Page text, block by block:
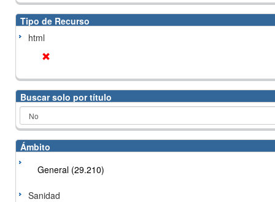
Tipo de Recurso
html
Buscar solo por título
Ámbito
General (29.210)
Sanidad